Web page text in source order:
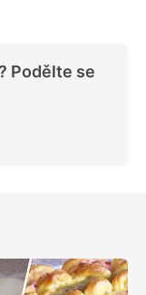
Podělte se